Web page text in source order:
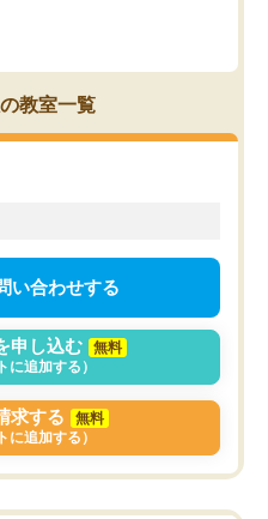
教室一覧
い合わせする
申し込む
無料
に追加する）
求する
無料
に追加する）